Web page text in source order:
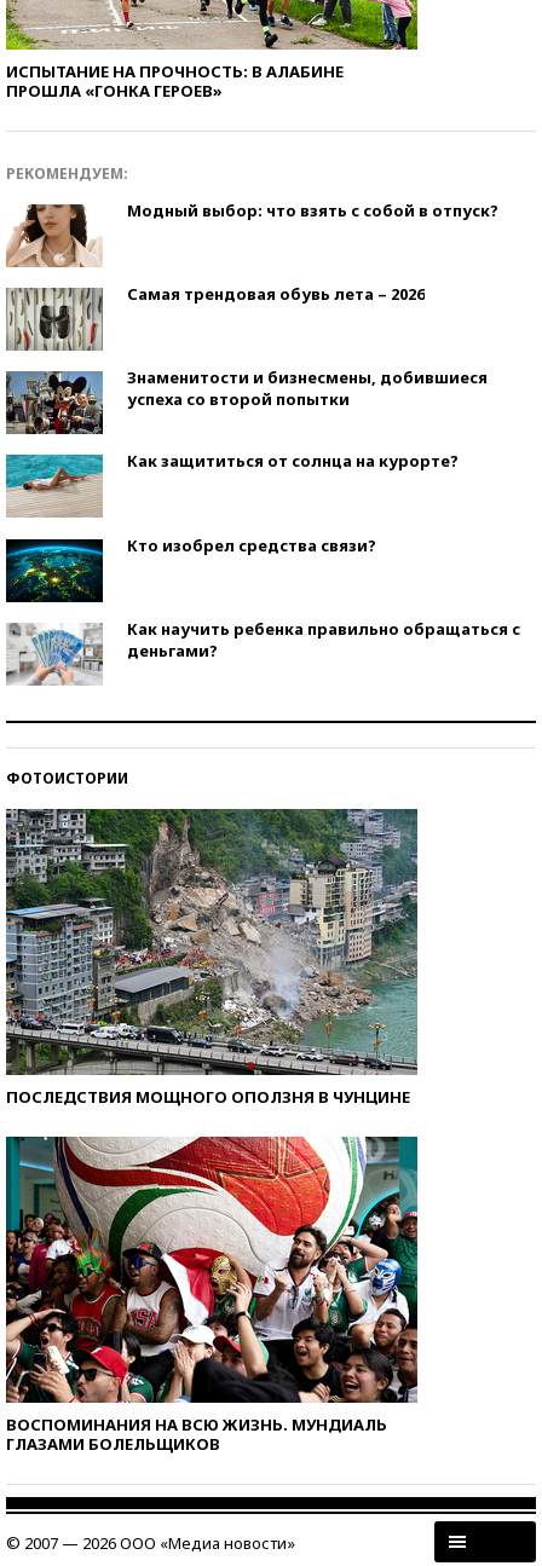
ИСПЫТАНИЕ НА ПРОЧНОСТЬ: В АЛАБИНЕ
ПРОШЛА «ГОНКА ГЕРОЕВ»
РЕКОМЕНДУЕМ:
Модный выбор: что взять с собой в отпуск?
Самая трендовая обувь лета – 2026
Знаменитости и бизнесмены, добившиеся
успеха со второй попытки
Как защититься от солнца на курорте?
Кто изобрел средства связи?
Как научить ребенка правильно обращаться с
деньгами?
ФОТОИСТОРИИ
ПОСЛЕДСТВИЯ МОЩНОГО ОПОЛЗНЯ В ЧУНЦИНЕ
ВОСПОМИНАНИЯ НА ВСЮ ЖИЗНЬ. МУНДИАЛЬ
ГЛАЗАМИ БОЛЕЛЬЩИКОВ
© 2007 — 2026 ООО «Медиа новости»